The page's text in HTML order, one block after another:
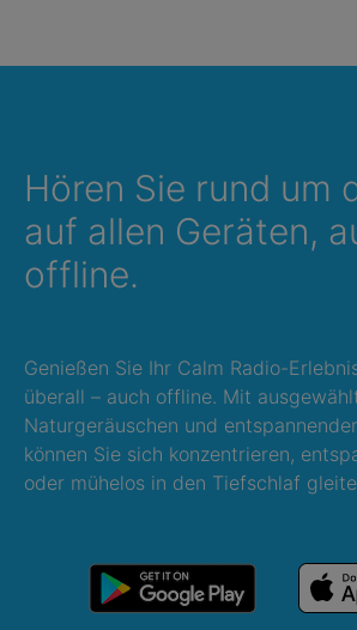
Hören Sie rund um
auf allen Geräten,
offline.
Genießen Sie Ihr Calm Radio-
überall – auch offline. Mit
Naturgeräuschen und
können Sie sich konzentrieren,
oder mühelos in den Tiefschlaf